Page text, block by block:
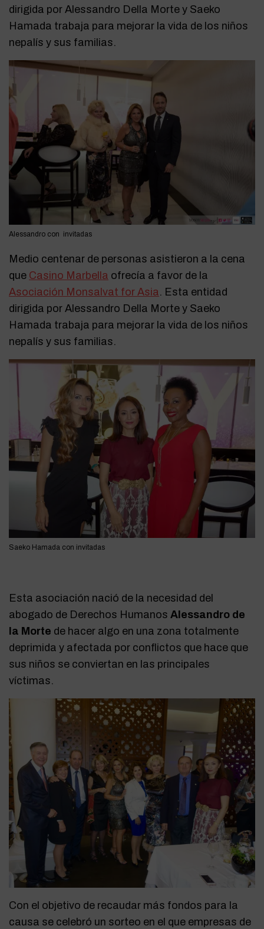
dirigida por Alessandro Della Morte y Saeko
Hamada trabaja para mejorar la vida de los niños
nepalís y sus familias.
Alessandro con invitadas
Medio centenar de personas asistieron a la cena
que Casino Marbella ofrecía a favor de la
Asociación Monsalvat for Asia. Esta entidad
dirigida por Alessandro Della Morte y Saeko
Hamada trabaja para mejorar la vida de los niños
nepalís y sus familias.
Saeko Hamada con invitadas
Esta asociación nació de la necesidad del
abogado de Derechos HumanosAlessandro de
la Morte de hacer algo en una zona totalmente
deprimida y afectada por conflictos que hace que
sus niños se conviertan en las principales
víctimas.
Con el objetivo de recaudar más fondos para la
causa se celebró un sorteo en el que empresas de